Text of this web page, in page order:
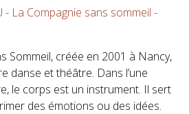
Sommeil, créée en 2001 à Nancy,
danse et théâtre. Dans l’une
le corps est un instrument. Il sert
des émotions ou des idées.